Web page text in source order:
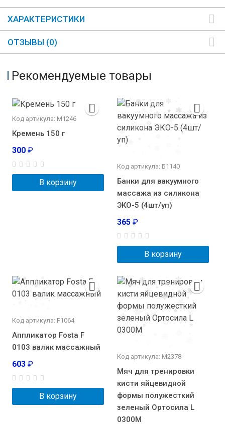
ХАРАКТЕРИСТИКИ
ОТЗЫВЫ (0)
Рекомендуемые товары
Код артикула: М1246
Кремень 150 г
300 ₽
В корзину
Код артикула: Б1140
Банки для вакуумного
массажа из силикона
ЭКО-5 (4шт/уп)
365 ₽
В корзину
Код артикула: F1064
Аппликатор Fosta F
0103 валик массажный
603 ₽
В корзину
Код артикула: М2378
Мяч для тренировки
кисти яйцевидной
формы полужесткий
зеленый Ортосила L
0300М